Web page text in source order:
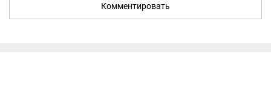
Комментировать